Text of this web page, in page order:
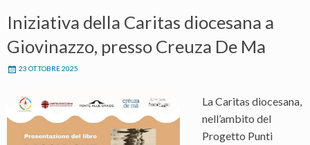
Iniziativa della Caritas diocesana a
Giovinazzo, presso Creuza De Ma
23 OTTOBRE 2025
La Caritas diocesana,
nell’ambito del
Progetto Punti